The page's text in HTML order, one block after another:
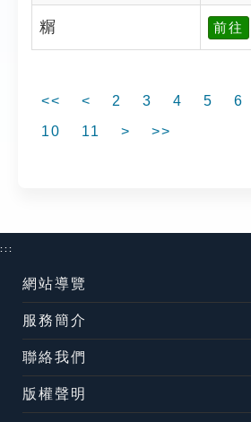
糏 前往
<< < 2 3 4 5 6
10
11 > >>
:::
網站導覽
服務簡介
聯絡我們
版權聲明